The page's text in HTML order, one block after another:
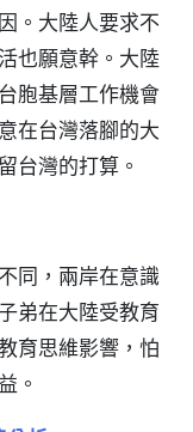
。大陸人要求不
也願意幹。大陸
胞基層工作機會
在台灣落腳的大
台灣的打算。
同，兩岸在意識
弟在大陸受教育
育思維影響，怕
。